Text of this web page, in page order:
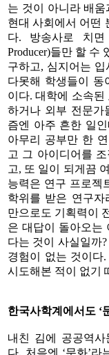
는 것이 아니라 배
현대 사회에서 어떤
다. 방송사로 치면
Producer)들만 할 수
구하고, 심지어는
다못해 학생들이 동
이다. 대학에 소속된
하거나 외부 전문가
즘엔 아주 흔한 일
아무리 공부만 한
고 그 아이디어를
고, 또 일이 되게끔
능력은 연구 프로젝
학위를 받은 연구자
만으로도 기획력이
은 대답이 돌아오는
다는 것이 사실일까
경험이 없는 것이다
시도해본 적이 없기
한국사학계에서도 ‘
내친 김에 공공역
다. 처음엔 ‘문화’